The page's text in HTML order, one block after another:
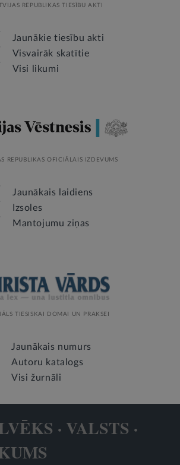
REPUBLIKAS TIESĪBU AKTI
Jaunākie tiesību akti
Visvairāk skatītie
Visi likumi
REPUBLIKAS OFICIĀLAIS IZDEVUMS
Jaunākais laidiens
Izsoles
Mantojumu ziņas
TIESISKAI DOMAI UN PRAKSEI
Jaunākais numurs
Autoru katalogs
Visi žurnāli
· VALSTS ·